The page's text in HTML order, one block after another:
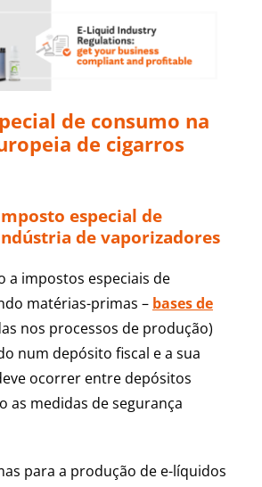
de consumo na
de cigarros
especial de
de vaporizadores
a impostos especiais de
matérias-primas – bases de
nos processos de produção)
num depósito fiscal e a sua
ocorrer entre depósitos
as medidas de segurança
para a produção de e-líquidos